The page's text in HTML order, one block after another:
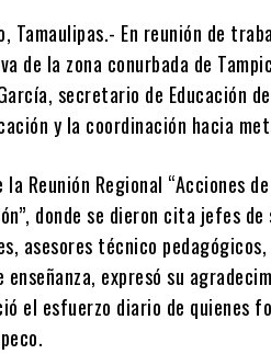
Tamaulipas.- En reunión de
de la zona conurbada de
secretario de Educación
y la coordinación hacia
la Reunión Regional “Acciones
donde se dieron cita jefes
asesores técnico
enseñanza, expresó su
el esfuerzo diario de quienes